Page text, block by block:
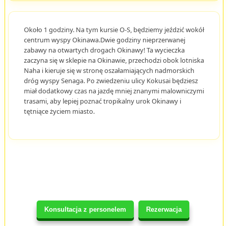
Konsultacja z personelem Rezerwacja
Około 1 godziny. Na tym kursie O-S, będziemy jeździć wokół
centrum wyspy Okinawa.Dwie godziny nieprzerwanej
zabawy na otwartych drogach Okinawy! Ta wycieczka
zaczyna się w sklepie na Okinawie, przechodzi obok lotniska
Naha i kieruje się w stronę oszałamiających nadmorskich
dróg wyspy Senaga. Po zwiedzeniu ulicy Kokusai będziesz
miał dodatkowy czas na jazdę mniej znanymi malowniczymi
trasami, aby lepiej poznać tropikalny urok Okinawy i
tętniące życiem miasto.